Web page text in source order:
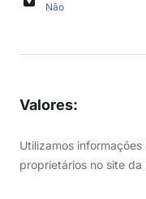
Não
Valores:
Utilizamos
proprietários no site